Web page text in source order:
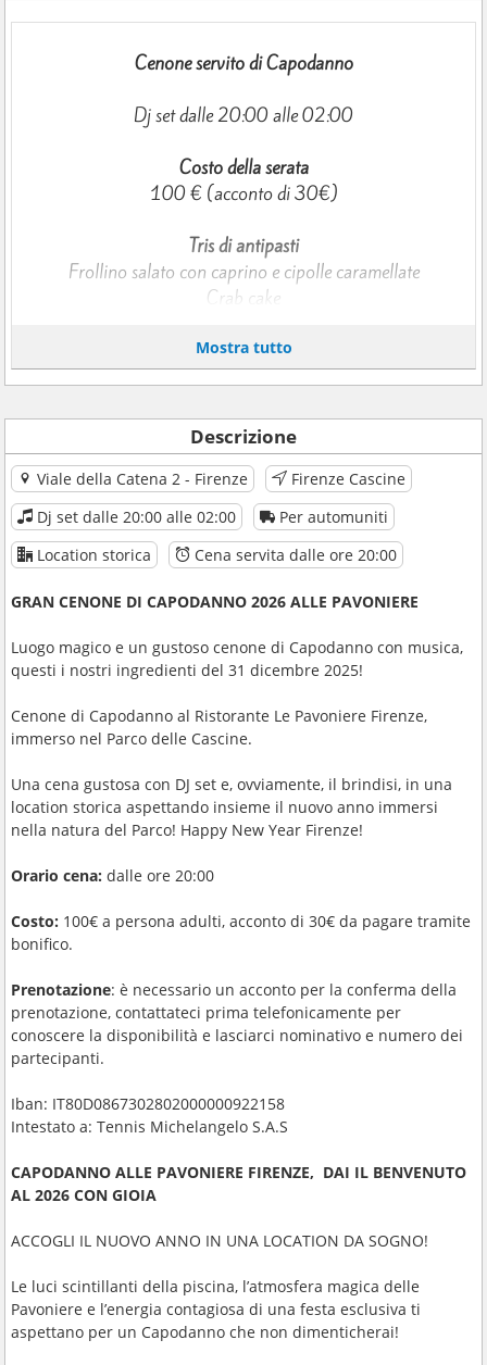
Cenone servito di Capodanno
Dj set dalle 20:00 alle 02:00
Costo della serata
100 € (acconto di 30€)
Tris di antipasti
Frollino salato con caprino e cipolle caramellate
Crab cake
Primi
Tortellacci al nero di seppia ripieni di baccalà mantecato su
mousse leggera allo zafferano
Secondo
Asado “Tuscan style” con purè di patate eflan di lenticchie
amari
1 bottiglia di vino ogni due persone
Caffè
Brindisi di mezzanotte
Mostra tutto
Descrizione
Viale della Catena 2 - Firenze
Firenze Cascine
Dj set dalle 20:00 alle 02:00
Per automuniti
Location storica
Cena servita dalle ore 20:00
GRAN CENONE DI CAPODANNO 2026 ALLE PAVONIERE
Luogo magico e un gustoso cenone di Capodanno con musica,
questi i nostri ingredienti del 31 dicembre 2025!
Cenone di Capodanno al Ristorante Le Pavoniere Firenze,
immerso nel Parco delle Cascine.
Una cena gustosa con DJ set e, ovviamente, il brindisi, in una
location storica aspettando insieme il nuovo anno immersi
nella natura del Parco! Happy New Year Firenze!
Orario cena: dalle ore 20:00
Costo: 100€ a persona adulti, acconto di 30€ da pagare tramite
bonifico.
Prenotazione: è necessario un acconto per la conferma della
prenotazione, contattateci prima telefonicamente per
conoscere la disponibilità e lasciarci nominativo e numero dei
partecipanti.
Iban: IT80D0867302802000000922158
Intestato a: Tennis Michelangelo S.A.S
CAPODANNO ALLE PAVONIERE FIRENZE, DAI IL BENVENUTO
AL 2026 CON GIOIA
ACCOGLI IL NUOVO ANNO IN UNA LOCATION DA SOGNO!
Le luci scintillanti della piscina, l’atmosfera magica delle
Pavoniere e l’energia contagiosa di una festa esclusiva ti
aspettano per un Capodanno che non dimenticherai!